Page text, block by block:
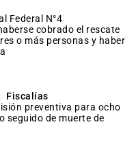
Federal N°4
o más personas y haber
Fiscalías
preventiva para ocho
seguido de muerte de